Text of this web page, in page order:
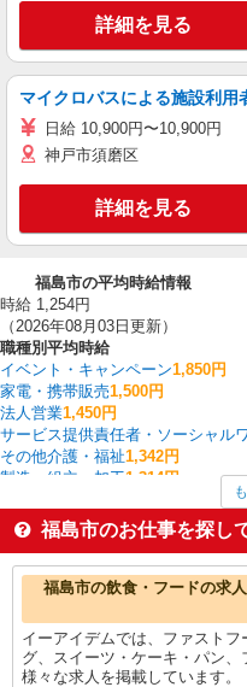
詳細を見る
マイクロバスによる施設利用
日給 10,900円〜10,900円
神戸市須磨区
詳細を見る
福島市の平均時給情報
時給 1,254円
（2026年08月03日更新）
職種別平均時給
イベント・キャンペーン1,850円
家電・携帯販売1,500円
法人営業1,450円
サービス提供責任者・ソーシャル
その他介護・福祉1,342円
製造・組立・加工1,314円
フォークリフト1,300円
介護職・ヘルパー1,286円
看護師・保健師・看護助手・助産
福島市の他の職種の平均時給を見
福島市のお仕事を探し
福島市の飲食・フードの求
イーアイデムでは、ファスト
グ、スイーツ・ケーキ・パン
様々な求人を掲載しています。